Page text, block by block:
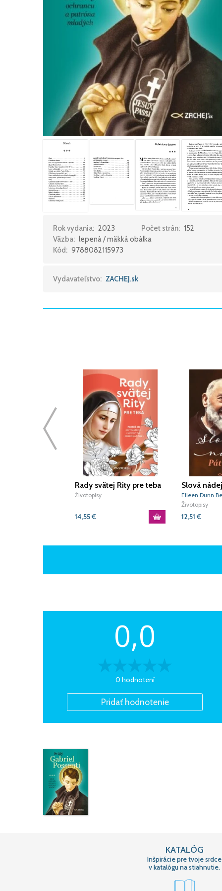
Rok vydania: 2023 Počet strán: 152
Väzba: lepená / mäkká obálka
Kód: 9788082115973
Vydavateľstvo: ZACHEJ.sk
Rady svätej Rity pre teba
Životopisy
14,55€
Slová
Eileen Dunn
Životopisy
12,51 €
0,0
0 hodnotení
KATALÓG
Inšpirácie pre tvoje srdce
v katalógu na stiahnutie.